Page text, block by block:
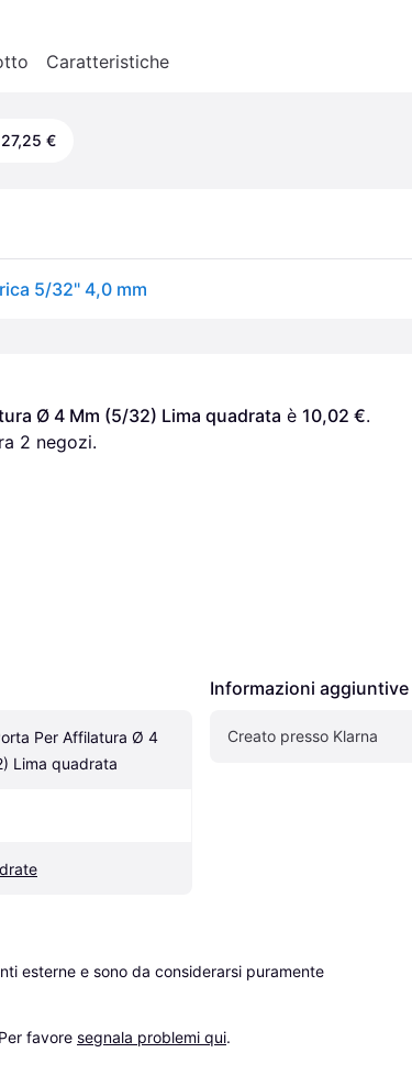
Caratteristiche
27,25 €
5/32" 4,0 mm
Ø 4 Mm (5/32) Lima quadrata è 10,02 €.
2 negozi.
Per Affilatura Ø 4
Lima quadrata
Informazioni aggiuntive
Creato presso Klarna
esterne e sono da considerarsi puramente
favore segnala problemi qui.